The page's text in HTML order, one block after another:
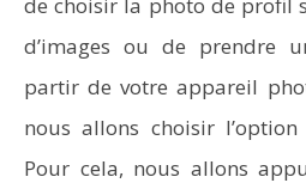
d’images ou de prendre
partir de votre appareil
nous allons choisir
Pour cela, nous allons